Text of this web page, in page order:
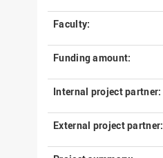
Faculty:
Funding amount:
Internal project partner:
External project partner: